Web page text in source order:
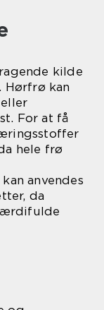
kilde
Hørfrø kan
For at få
hele frø
anvendes
da